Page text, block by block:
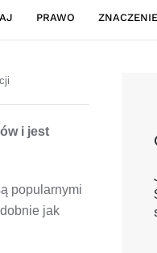
PRAWO
i jest
popularnymi
jak